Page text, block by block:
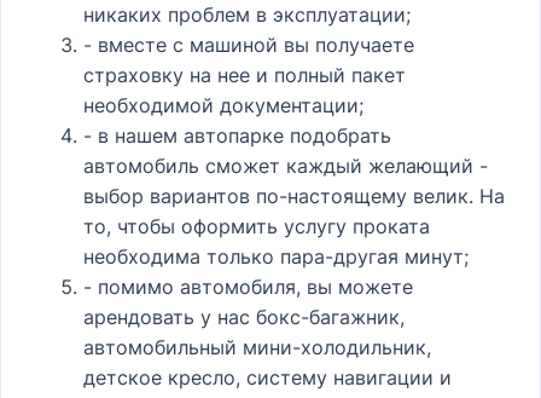
никаких проблем в эксплуатации;
- вместе с машиной вы получаете
страховку на нее и полный пакет
необходимой документации;
- в нашем автопарке подобрать
автомобиль сможет каждый желающий -
выбор вариантов по-настоящему велик. На
то, чтобы оформить услугу проката
необходима только пара-другая минут;
- помимо автомобиля, вы можете
арендовать у нас бокс-багажник,
автомобильный мини-холодильник,
детское кресло, систему навигации и